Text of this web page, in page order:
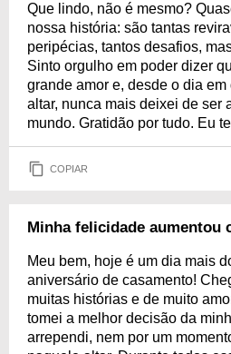
Que lindo, não é mesmo?
nossa história: são tantas
peripécias, tantos desafios,
Sinto orgulho em poder dizer
grande amor e, desde o dia em
altar, nunca mais deixei de ser
mundo. Gratidão por tudo. Eu
COPIAR
Minha felicidade aumentou
Meu bem, hoje é um dia mais
aniversário de casamento!
muitas histórias e de muito
tomei a melhor decisão da
arrependi, nem por um